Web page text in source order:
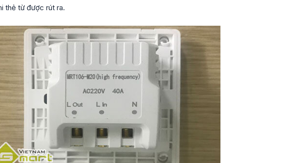
thẻ từ được rút ra.